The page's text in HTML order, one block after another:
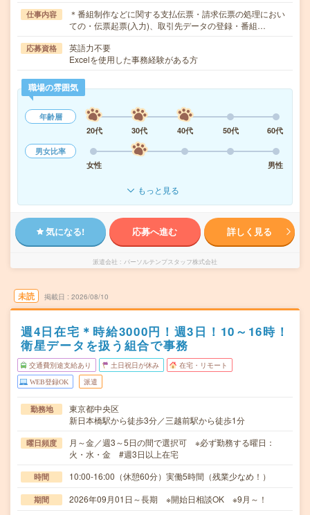
仕事内容
＊番組制作などに関する支払伝票・請求伝票の処理におい
ての・伝票起票(入力)、取引先データの登録・番組…
応募資格
英語力不要
Excelを使用した事務経験がある方
職場の雰囲気
年齢層
20代
30代 40代 50代
60代
男女比率
女性
男性
もっと見る
気になる! 応募へ進む 詳しく見る
派遣会社 パーソルテンプスタッフ株式会社
未読 掲載日 2026/08/10
週4日在宅＊時給3000円！週3日！10～16時！
衛星データを扱う組合で事務
交通費別途支給あり 土日祝日が休み 在宅・リモート
WEB登録OK 派遣
勤務地
東京都中央区
新日本橋駅から徒歩3分／三越前駅から徒歩1分
曜日頻度
月～金／週3～5日の間で選択可 ※必ず勤務する曜日：
火・水・金 #週3日以上在宅
時間 10:00-16:00（休憩60分）実働5時間（残業少なめ！）
期間 2026年09月01日～長期 ※開始日相談OK ※9月～！